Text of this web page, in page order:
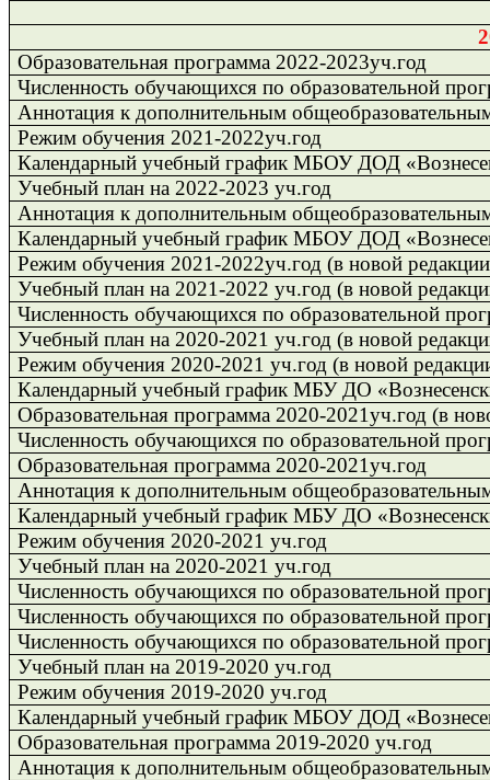
Образовательная программа 2022-2023уч.год
Численность обучающихся по образовательной
Аннотация к дополнительным
Режим обучения 2021-2022уч.год
Календарный учебный график МБОУ ДОД
Учебный план на 2022-2023 уч.год
Аннотация к дополнительным
Календарный учебный график МБОУ ДОД
Режим обучения 2021-2022уч.год(в новой
Учебный план на 2021-2022 уч.год (в новой
Численность обучающихся по образовательной
Учебный план на 2020-2021 уч.год (в новой
Режим обучения 2020-2021 уч.год(в новой
Календарный учебный график МБУ ДО
Образовательная программа 2020-2021уч.год(в
Численность обучающихся по образовательной
Образовательная программа 2020-2021уч.год
Аннотация к дополнительным
Календарный учебный график МБУ ДО
Режим обучения 2020-2021 уч.год
Учебный план на 2020-2021 уч.год
Численность обучающихся по образовательной
Численность обучающихся по образовательной
Численность обучающихся по образовательной
Учебный план на 2019-2020 уч.год
Режим обучения 2019-2020 уч.год
Календарный учебный график МБОУ ДОД
Образовательная программа 2019-2020 уч.год
Аннотация к дополнительным